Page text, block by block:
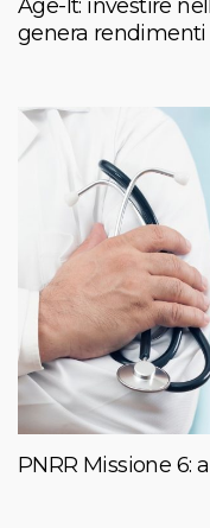
Age-It: investire
genera rendimenti
PNRR Missione 6: